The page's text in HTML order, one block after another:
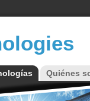
Quiénes